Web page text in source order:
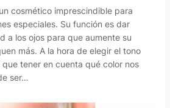
cosmético imprescindible para
especiales. Su función es dar
a los ojos para que aumente su
más. A la hora de elegir el tono
tener en cuenta qué color nos
ser…